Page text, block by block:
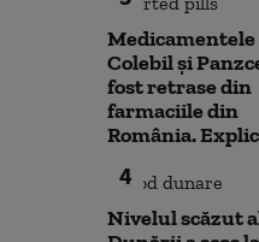
Medicamentele
Colebil și
fost retrase din
farmaciile din
România.
4
Nivelul scăzut